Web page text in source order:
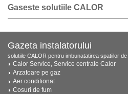
Gaseste solutiile CALOR
Gazeta instalatorului
solutiile CALOR pentru imbunatatirea spatiilor
Calor Service, Service centrale Calor
Arzatoare pe gaz
Aer conditionat
Cosuri de fum